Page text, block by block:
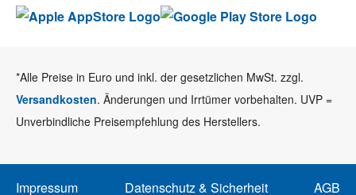
*Alle Preise in Euro und inkl. der gesetzlichen MwSt. zzgl.
Versandkosten. Änderungen und Irrtümer vorbehalten. UVP =
Unverbindliche Preisempfehlung des Herstellers.
Impressum Datenschutz & Sicherheit AGB